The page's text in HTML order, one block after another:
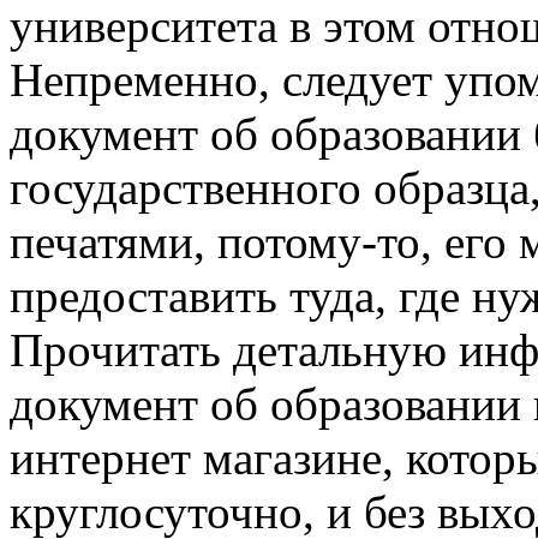
университета в этом
Непременно, следует
документ об образовании
государственного
печатями, потому-то, его
предоставить туда, где
Прочитать детальную
документ об
интернет магазине,
круглосуточно, и без